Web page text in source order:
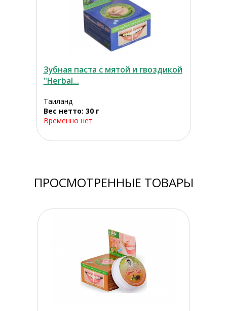
Зубная паста с мятой и гвоздикой
"Herbal...
Таиланд
Вес нетто: 30 г
Временно нет
ПРОСМОТРЕННЫЕ ТОВАРЫ